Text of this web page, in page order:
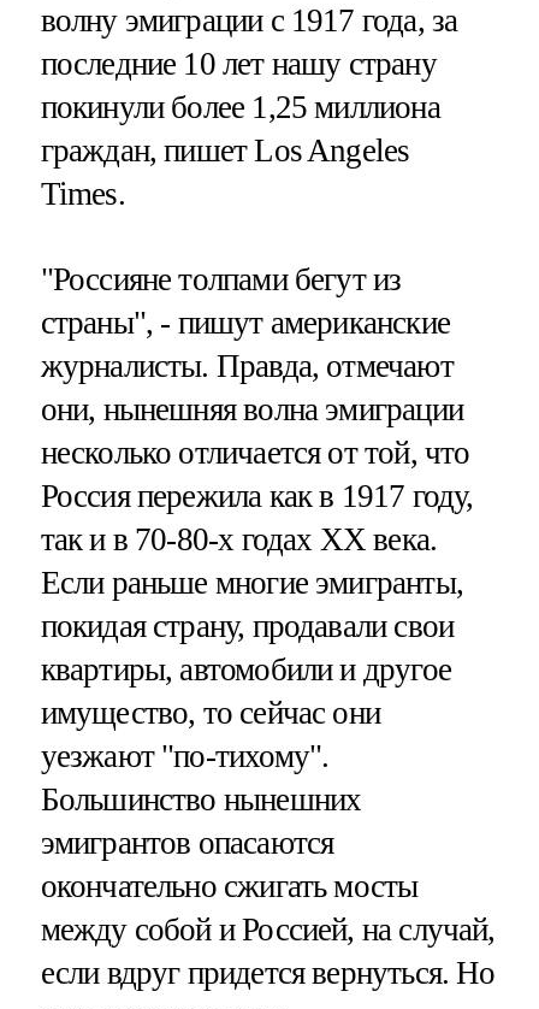
волну эмиграции с 1917 года, за
последние 10 лет нашу страну
покинули более 1,25 миллиона
граждан, пишет Los Angeles
Times.
"Россияне толпами бегут из
страны", - пишут американские
журналисты. Правда, отмечают
они, нынешняя волна эмиграции
несколько отличается от той, что
Россия пережила как в 1917 году,
так и в 70-80-х годах XX века.
Если раньше многие эмигранты,
покидая страну, продавали свои
квартиры, автомобили и другое
имущество, то сейчас они
уезжают "по-тихому".
Большинство нынешних
эмигрантов опасаются
окончательно сжигать мосты
между собой и Россией, на случай,
если вдруг придется вернуться. Но